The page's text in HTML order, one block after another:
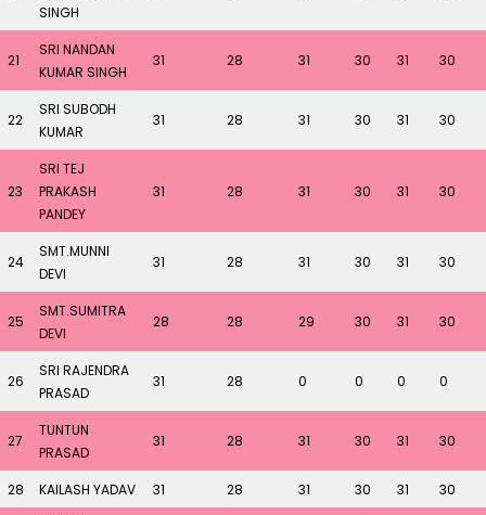
SINGH
21
SRI NANDAN
KUMAR SINGH
31 28 31 30 31 30
22
SRI SUBODH
KUMAR
31 28 31 30 31 30
23
SRI TEJ
PRAKASH
PANDEY
31 28 31 30 31 30
24
SMT.MUNNI
DEVI
31 28 31 30 31 30
25
SMT.SUMITRA
DEVI
28 28 29 30 31 30
26
SRI RAJENDRA
PRASAD
31 28 0 0 0 0
27
TUNTUN
PRASAD
31 28 31 30 31 30
28 KAILASH YADAV 31 28 31 30 31 30